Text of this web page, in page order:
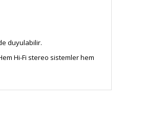
duyulabilir.
Hi-Fi stereo sistemler hem